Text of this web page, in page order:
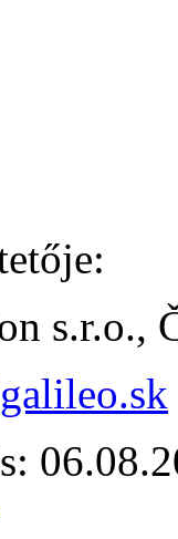
s.r.o.,